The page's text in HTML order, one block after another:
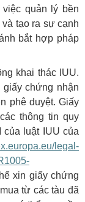
quản lý bền
tạo ra sự cạnh
bắt hợp pháp
khai thác IUU.
chứng nhận
phê duyệt. Giấy
thông tin quy
luật IUU của
legal-
xin giấy chứng
từ các tàu đã